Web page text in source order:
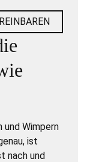
und Wimpern
ist
nach und